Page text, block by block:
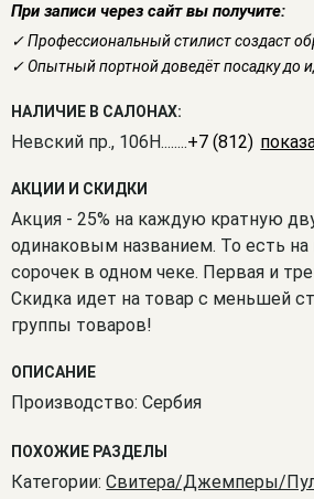
При записи через сайт вы получите:
✓ Профессиональный стилист создаст
✓ Опытный портной доведёт посадку до
НАЛИЧИЕ В САЛОНАХ:
Невский пр., 106Н........+7 (812) 309-
АКЦИИ И СКИДКИ
Акция - 25% на каждую кратную
одинаковым названием. То есть
сорочек в одном чеке. Первая и
Скидка идет на товар с меньшей
группы товаров!
ОПИСАНИЕ
Производство: Сербия
ПОХОЖИЕ РАЗДЕЛЫ
Категории:Свитера/Джемперы/